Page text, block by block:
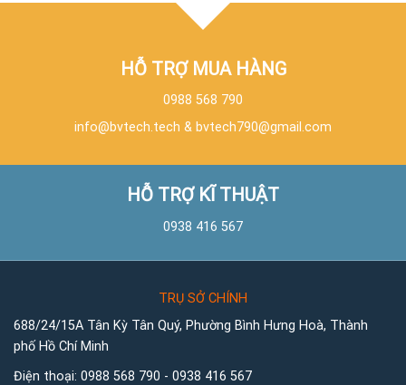
HỖ TRỢ MUA HÀNG
0988 568 790
info@bvtech.tech & bvtech790@gmail.com
HỖ TRỢ KĨ THUẬT
0938 416 567
TRỤ SỞ CHÍNH
688/24/15A Tân Kỳ Tân Quý, Phường Bình Hưng Hoà, Thành
phố Hồ Chí Minh
Điện thoại: 0988 568 790 - 0938 416 567